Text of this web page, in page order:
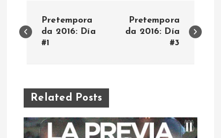
a
e
g
a
Pretempora
da 2016: Día
#1
Pretempora
da 2016: Día
#3
Related Posts